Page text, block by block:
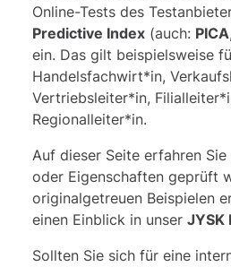
Das bietet Ihnen unser
2. Numerische Tests
Beispiel Zahlenreihen:
Das bietet Ihnen unser
3. Abstraktlogische Tests
Das bietet Ihnen unser
Behavioral Assessment:
Online-Tests des
Predictive Index (auch: PICA,
ein. Das gilt beispielsweise
Handelsfachwirt*in,
Vertriebsleiter*in,
Regionalleiter*in.
Auf dieser Seite erfahren
oder Eigenschaften geprüft
originalgetreuen Beispielen
einen Einblick in unser JYSK
Sollten Sie sich für eine